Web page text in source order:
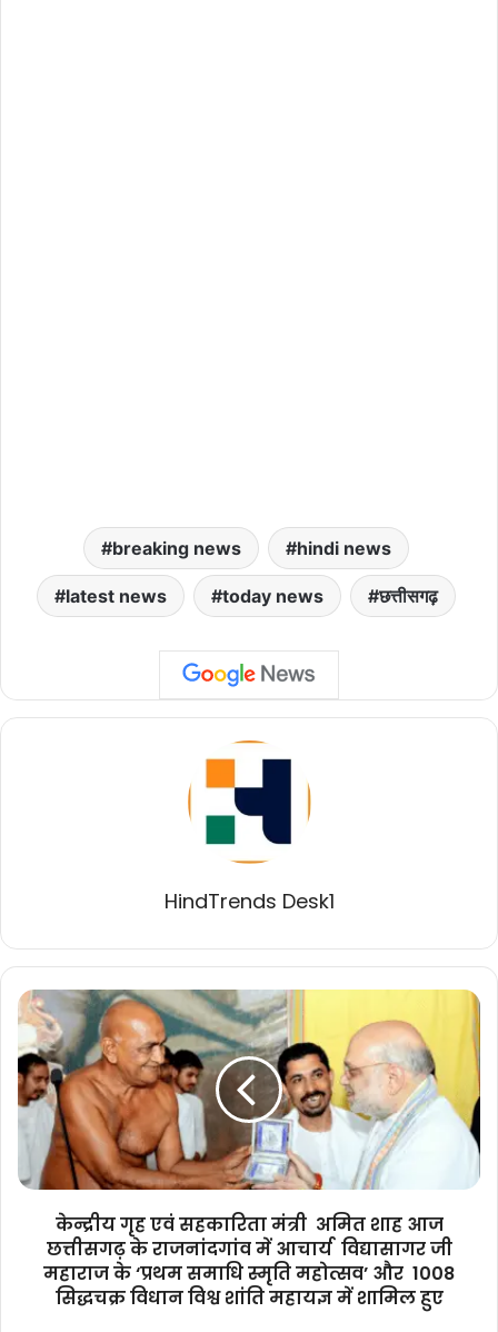
breaking news hindi news
latest news today news छत्तीसगढ़
HindTrends Desk1
केन्द्रीय
गृह
एवं
सहकारिता
मंत्री
छत्तीसगढ़
राजनांदगांव
आचार्य
विद्यासागर
केन्द्रीय गृह एवं सहकारिता मंत्री अमित शाह आज
छत्तीसगढ़ के राजनांदगांव में आचार्य विद्यासागर जी
महाराज के ‘प्रथम समाधि स्मृति महोत्सव’ और 1008
सिद्धचक्र विधान विश्व शांति महायज्ञ में शामिल हुए